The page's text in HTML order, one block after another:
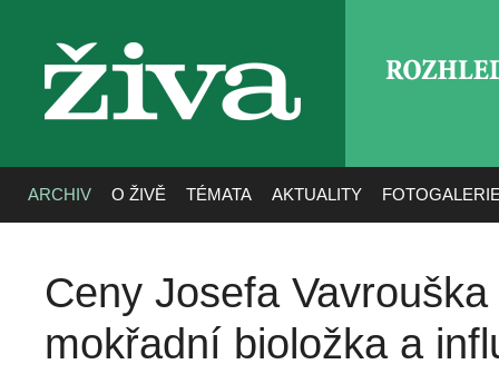
živa
ARCHIV O ŽIVĚ TÉMATA AKTUALITY
Ceny Josefa
mokřadní bioložka a